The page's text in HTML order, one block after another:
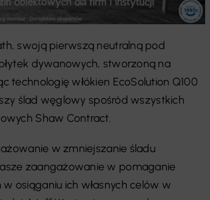
swoją pierwszą neutralną pod
dywanowych, stworzoną na
technologię włókien EcoSolution Q100
ślad węglowy spośród wszystkich
Shaw Contract.
w zmniejszanie śladu
zaangażowanie w pomaganie
osiąganiu ich własnych celów w